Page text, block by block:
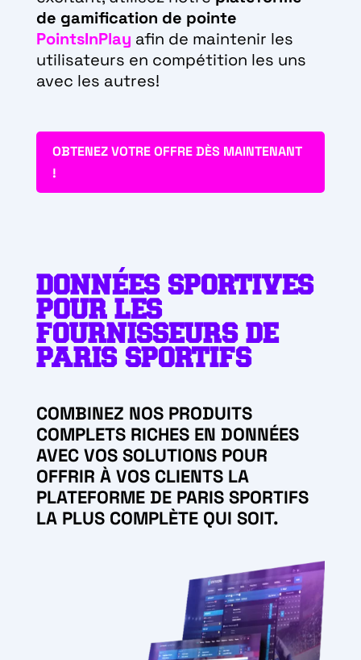
de gamification de pointe
PointsInPlay afin de maintenir les
utilisateurs en compétition les uns
avec les autres!
OBTENEZ VOTRE OFFRE DÈS MAINTENANT
!
DONNÉES SPORTIVES
POUR LES
FOURNISSEURS DE
PARIS SPORTIFS
COMBINEZ NOS PRODUITS
COMPLETS RICHES EN DONNÉES
AVEC VOS SOLUTIONS POUR
OFFRIR À VOS CLIENTS LA
PLATEFORME DE PARIS SPORTIFS
LA PLUS COMPLÈTE QUI SOIT.